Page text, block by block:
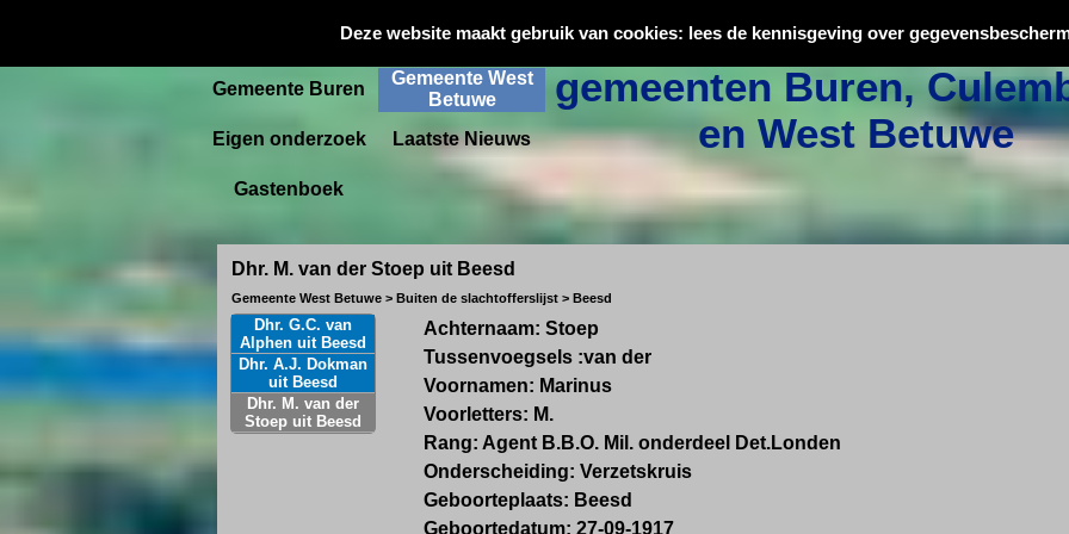
Deze website maakt gebruik van cookies: lees de kennisgeving over
Oorlogsslachtoffers
gemeenten Buren,
en West Betuwe
Gemeente
Culemborg
Gemeente Buren
Gemeente West
Betuwe
Eigen onderzoek
Laatste Nieuws
Gastenboek
Dhr. M. van der Stoep uit Beesd
Gemeente West Betuwe > Buiten de slachtofferslijst > Beesd
Achternaam: Stoep
Tussenvoegsels :van der
Voornamen: Marinus
Voorletters: M.
Rang: Agent B.B.O. Mil. onderdeel Det.Londen
Onderscheiding: Verzetskruis
Geboorteplaats: Beesd
Geboortedatum: 27-09-1917
Dhr. G.C. van
Alphen uit Beesd
Dhr. A.J. Dokman
uit Beesd
Dhr. M. van der
Stoep uit Beesd